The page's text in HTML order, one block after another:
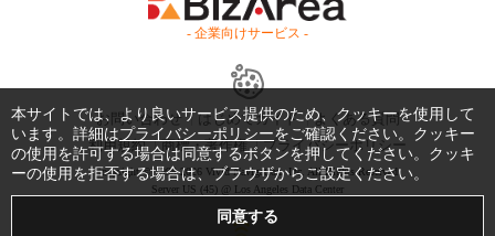
- 企業向けサービス -
お問い合わせ はじめてガイド
よくある質問
利用規約
商標・著作権 プライバシーポリシー
Copyright © 1999-2026 Vivid Navigation, Inc. All Rights Reserved.
Server US (45) @ Los Angeles Data Center
本サイトでは、より良いサービス提供のため、クッキーを使用して
います。詳細はプライバシーポリシーをご確認ください。クッキー
の使用を許可する場合は同意するボタンを押してください。クッキ
ーの使用を拒否する場合は、ブラウザからご設定ください。